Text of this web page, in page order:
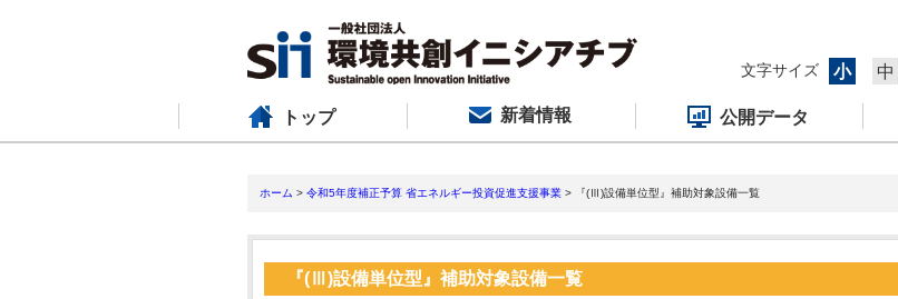
文字サイズ
小 中
トップ 新着情報 公開データ
ホーム > 令和5年度補正予算 省エネルギー投資促進支援事業 > 『(Ⅲ)設備単位型』補助対象設備一覧
『(Ⅲ)設備単位型』補助対象設備一覧